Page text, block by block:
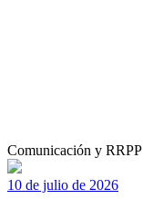
Comunicación y RRPP
10 de julio de 2026